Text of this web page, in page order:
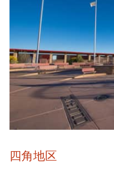
四角地区